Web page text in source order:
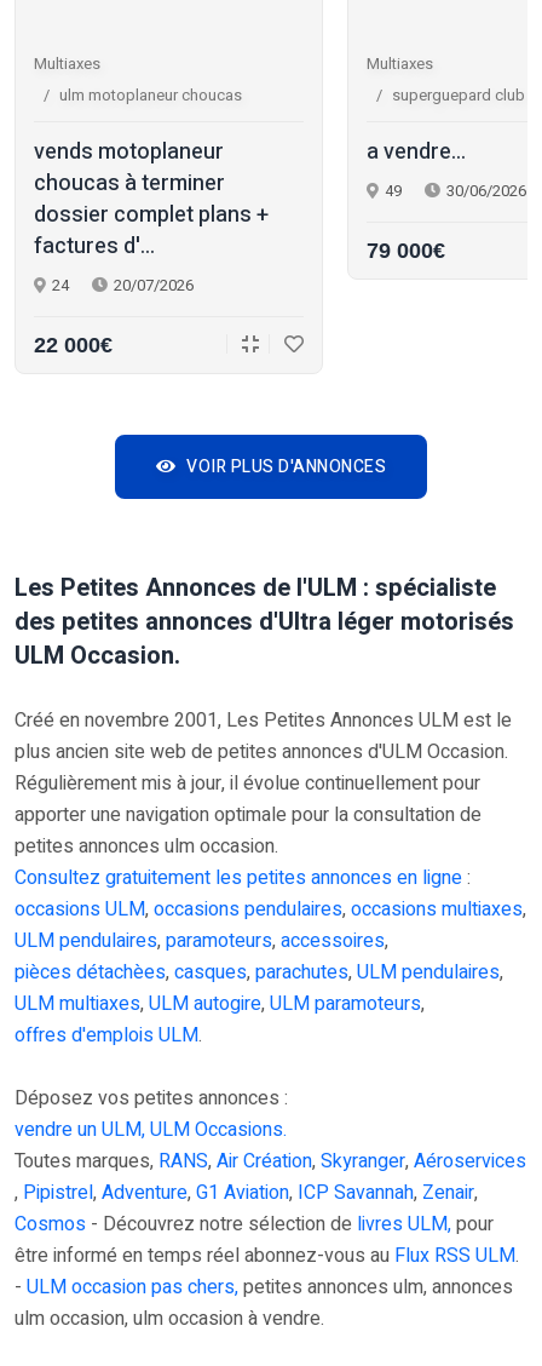
Multiaxes
ulm motoplaneur choucas
vends motoplaneur
choucas à terminer
dossier complet plans +
factures d'...
24 20/07/2026
22 000€
Multiaxes
superguepard club
a vendre...
49 30/06/2026
79 000€
VOIR PLUS D'ANNONCES
Les Petites Annonces de l'ULM : spécialiste
des petites annonces d'Ultra léger motorisés
ULM Occasion.
Créé en novembre 2001, Les Petites Annonces ULM est le
plus ancien site web de petites annonces d'ULM Occasion.
Régulièrement mis à jour, il évolue continuellement pour
apporter une navigation optimale pour la consultation de
petites annonces ulm occasion.
Consultez gratuitement les petites annonces en ligne:
occasions ULM,occasions pendulaires,occasions multiaxes,
ULM pendulaires,paramoteurs,accessoires,
pièces détachèes,casques,parachutes,ULM pendulaires,
ULM multiaxes,ULM autogire,ULM paramoteurs,
offres d'emplois ULM.
Déposez vos petites annonces :
vendre un ULM, ULM Occasions.
Toutes marques, RANS,Air Création,Skyranger,Aéroservices
, Pipistrel,Adventure,G1 Aviation, ICP Savannah, Zenair,
Cosmos - Découvrez notre sélection de livres ULM,pour
être informé en temps réel abonnez-vous au Flux RSS ULM.
- ULM occasion pas chers,petites annonces ulm, annonces
ulm occasion, ulm occasion à vendre.